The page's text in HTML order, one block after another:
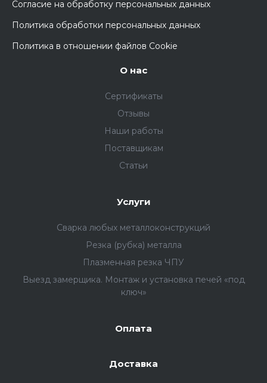
Согласие на обработку персональных данных
Политика обработки персональных данных
Политика в отношении файлов Cookie
О нас
Сертификаты
Отзывы
Наши работы
Поставщикам
Статьи
Услуги
Сварка любых металлоконструкций
Резка (рубка) металла
Плазменная резка ЧПУ
Выезд замерщика. Монтаж и установка печей «под
ключ»
Оплата
Доставка